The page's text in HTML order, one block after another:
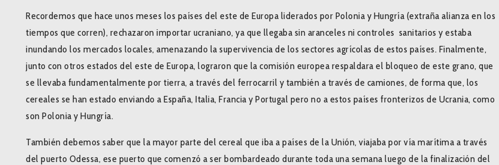
Recordemos que hace unos meses los países del este de Europa liderados por Polonia y Hungría (extraña alianza en los
tiempos que corren), rechazaron importar ucraniano, ya que llegaba sin aranceles ni controles sanitarios y estaba
inundando los mercados locales, amenazando la supervivencia de los sectores agrícolas de estos países. Finalmente,
junto con otros estados del este de Europa, lograron que la comisión europea respaldara el bloqueo de este grano, que
se llevaba fundamentalmente por tierra, a través del ferrocarril y también a través de camiones, de forma que, los
cereales se han estado enviando a España, Italia, Francia y Portugal pero no a estos países fronterizos de Ucrania, como
son Polonia y Hungría.
También debemos saber que la mayor parte del cereal que iba a países de la Unión, viajaba por vía marítima a través
del puerto Odessa, ese puerto que comenzó a ser bombardeado durante toda una semana luego de la finalización del